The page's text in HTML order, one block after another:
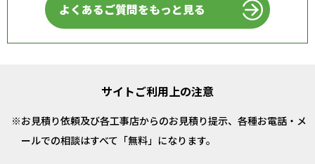
よくあるご質問をもっと見る
サイトご利用上の注意
お見積り依頼及び各工事店からのお見積り提示、各種お電話・メ
ールでの相談はすべて「無料」になります。